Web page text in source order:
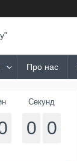
Про нас
Секунд
0 0